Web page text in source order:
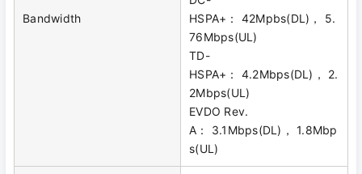
Bandwidth
HSPA+： 42Mpbs(DL)， 5.
76Mbps(UL)
TD-
HSPA+： 4.2Mbps(DL)， 2.
2Mbps(UL)
EVDO Rev.
A： 3.1Mbps(DL)， 1.8Mbp
s(UL)